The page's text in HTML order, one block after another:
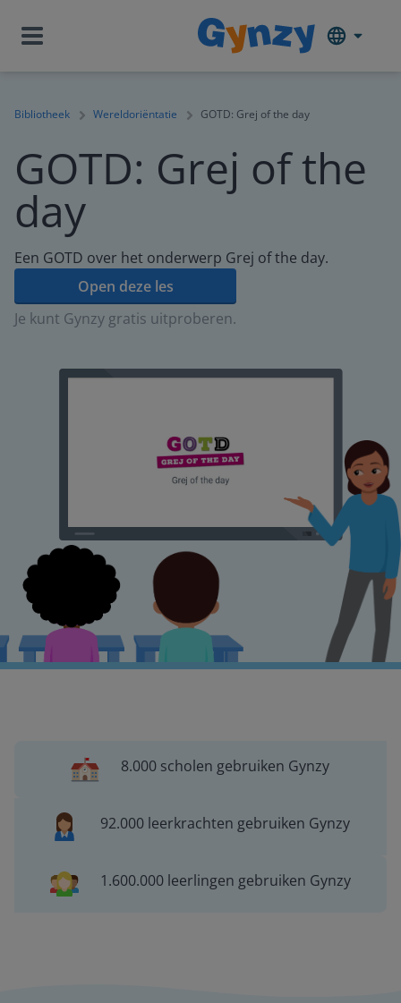
Bibliotheek Wereldoriëntatie GOTD: Grej of the day
GOTD: Grej of the
day
Een GOTD over het onderwerp Grej of the day.
Open deze les
Je kunt Gynzy gratis uitproberen.
8.000 scholen gebruiken Gynzy
92.000 leerkrachten gebruiken Gynzy
1.600.000 leerlingen gebruiken Gynzy